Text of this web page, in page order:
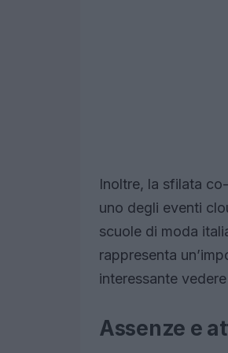
Inoltre, la sfilata
uno degli eventi
scuole di moda
rappresenta
interessante
Assenze e